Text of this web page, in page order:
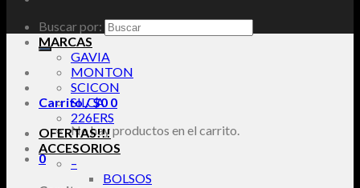
Buscar por:
Carrito /$0 0
No hay productos en el carrito.
0
MARCAS
GAVIA
MONTON
SCICON
SILCA
226ERS
OFERTAS!!!
ACCESORIOS
–
BOLSOS